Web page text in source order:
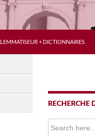
LEMMATISEUR + DICTIONNAIRES
RECHERCHE
Search
for: